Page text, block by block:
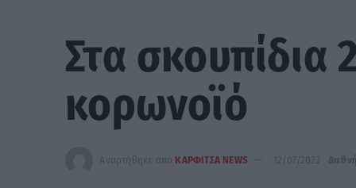
Στα σκουπίδια
κορωνοϊό
Αναρτήθηκε από ΚΑΡΦΙΤΣΑ NEWS 12/07/2023 Διεθνή